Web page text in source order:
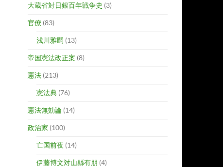
大蔵省対日銀百年戦争史 (3)
官僚 (83)
浅川雅嗣 (13)
帝国憲法改正案 (8)
憲法 (213)
憲法典 (76)
憲法無効論 (14)
政治家 (100)
亡国前夜 (14)
伊藤博文対山縣有朋 (4)